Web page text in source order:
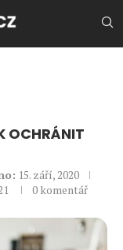
OCHRÁNIT
15. září, 2020
0 komentář